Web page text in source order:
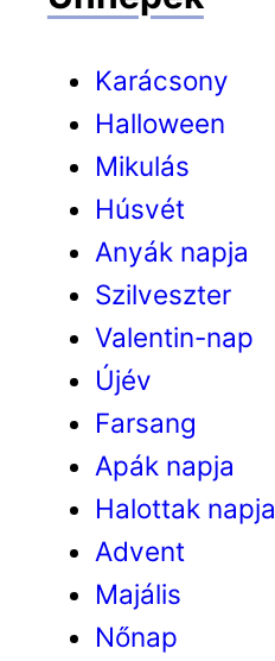
Karácsony
Halloween
Mikulás
Húsvét
Anyák napja
Szilveszter
Valentin-nap
Újév
Farsang
Apák napja
Halottak napja
Advent
Majális
Nőnap